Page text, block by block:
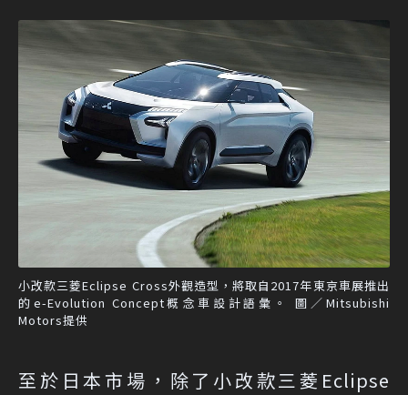
小改款三菱Eclipse Cross外觀造型，將取自2017年東京車展推出
的e-Evolution Concept概念車設計語彙。 圖／Mitsubishi
Motors提供
至於日本市場，除了小改款三菱Eclipse